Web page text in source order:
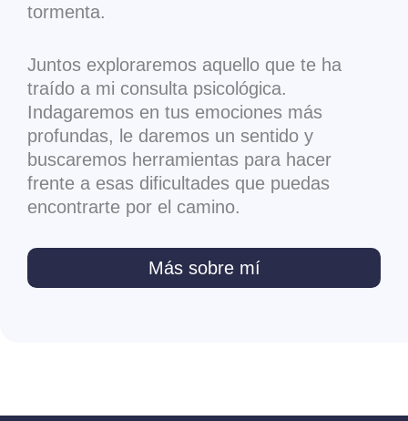
tormenta.
Juntos exploraremos aquello que te ha
traído a mi consulta psicológica.
Indagaremos en tus emociones más
profundas, le daremos un sentido y
buscaremos herramientas para hacer
frente a esas dificultades que puedas
encontrarte por el camino.
Más sobre mí